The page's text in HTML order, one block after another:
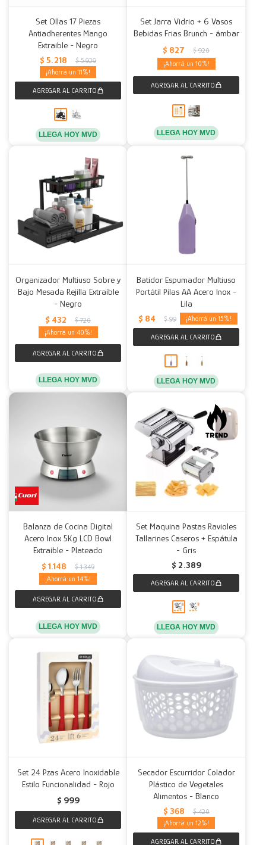
Set Ollas 17 Piezas
Antiadherentes Mango
Extraible - Negro
$ 5.218 $ 5.929
11
LLEGA HOY MVD
Set Jarra Vidrio + 6 Vasos
Bebidas Frias Brunch - ámbar
$ 827 $ 920
10
LLEGA HOY MVD
Organizador Multiuso Sobre y
Bajo Mesada Rejilla Extraíble
- Negro
$ 432 $ 720
40
LLEGA HOY MVD
Batidor Espumador Multiuso
Portátil Pilas AA Acero Inox -
Lila
$ 84 $ 99 15
LLEGA HOY MVD
Balanza de Cocina Digital
Acero Inox 5Kg LCD Bowl
Extraíble - Plateado
$ 1.148 $ 1.349
14
LLEGA HOY MVD
Set Maquina Pastas Ravioles
Tallarines Caseros + Espátula
- Gris
$ 2.389
LLEGA HOY MVD
Set 24 Pzas Acero Inoxidable
Estilo Funcionalidad - Rojo
$ 999
Secador Escurridor Colador
Plástico de Vegetales
Alimentos - Blanco
$ 368 $ 420
12
Mesas
Calefactores
Acolchados y Frazadas
Fundas
Decoración
Accesorios para el hogar
Herramientas
Accesorios
Muebles Infantiles